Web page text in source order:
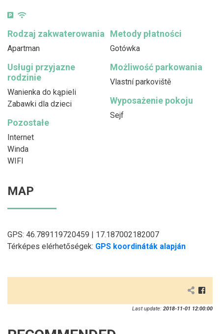
Rodzaj zakwaterowania
Apartman
Metody płatności
Gotówka
Usługi przyjazne
rodzinie
Wanienka do kąpieli
Zabawki dla dzieci
Możliwość parkowania
Vlastní parkoviště
Wyposażenie pokoju
Sejf
Pozostałe
Internet
Winda
WIFI
MAP
GPS: 46.789119720459 | 17.187002182007
Térképes elérhetőségek: GPS koordináták alapján
Last update: 2018-11-01 12:00:00